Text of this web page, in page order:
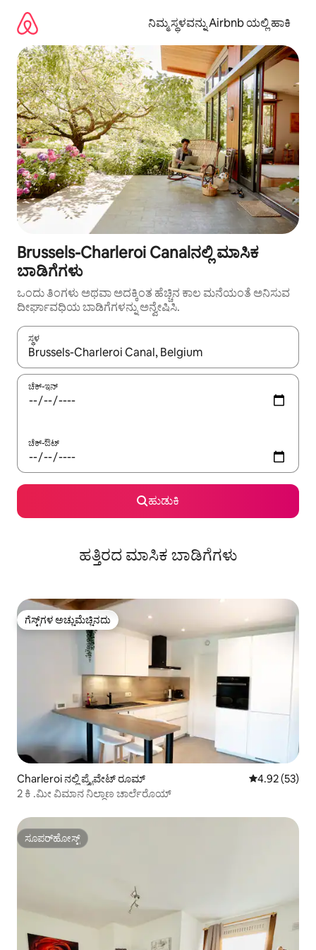
ಹೋಗಿ
ನಿಮ್ಮ ಸ್ಥಳವನ್ನು Airbnb ಯಲ್ಲಿ ಹಾಕಿ
Brussels-Charleroi Canalನಲ್ಲಿ ಮಾಸಿಕ
ಬಾಡಿಗೆಗಳು
ಒಂದು ತಿಂಗಳು ಅಥವಾ ಅದಕ್ಕಿಂತ ಹೆಚ್ಚಿನ ಕಾಲ ಮನೆಯಂತೆ ಅನಿಸುವ
ದೀರ್ಘಾವಧಿಯ ಬಾಡಿಗೆಗಳನ್ನು ಅನ್ವೇಷಿಸಿ.
ಸ್ಥಳ
ಫಲಿತಾಂಶಗಳು ಲಭ್ಯವಿರುವಾಗ, ಅಪ್ ಮತ್ತು ಡೌನ್ ಬಾಣದ ಕೀಲಿಗಳೊಂದಿಗೆ
ಚೆಕ್-ಇನ್
ಚೆಕ್-ಔಟ್
ಹುಡುಕಿ
ಹತ್ತಿರದ ಮಾಸಿಕ ಬಾಡಿಗೆಗಳು
ಗೆಸ್ಟ್‌ಗಳ ಅಚ್ಚುಮೆಚ್ಚಿನದು
ಗೆಸ್ಟ್‌ಗಳ ಅಚ್ಚುಮೆಚ್ಚಿನದು
Charleroi ನಲ್ಲಿ ಪ್ರೈವೇಟ್ ರೂಮ್ 5 ರಲ್ಲಿ 4.92
4.92 (53)
2 ಕಿ .ಮೀ ವಿಮಾನ ನಿಲ್ದಾಣ ಚಾರ್ಲೆರೊಯ್
ಸೂಪರ್‌ಹೋಸ್ಟ್
ಸೂಪರ್‌ಹೋಸ್ಟ್